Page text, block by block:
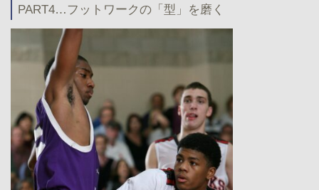
PART4…フットワークの「型」を磨く